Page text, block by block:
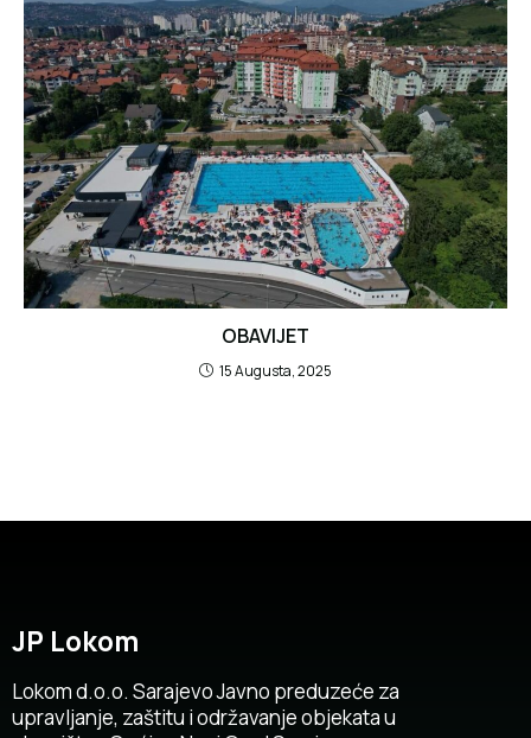
OBAVIJET
15 Augusta, 2025
JP Lokom
Lokom d.o.o. Sarajevo Javno preduzeće za
upravljanje, zaštitu i održavanje objekata u